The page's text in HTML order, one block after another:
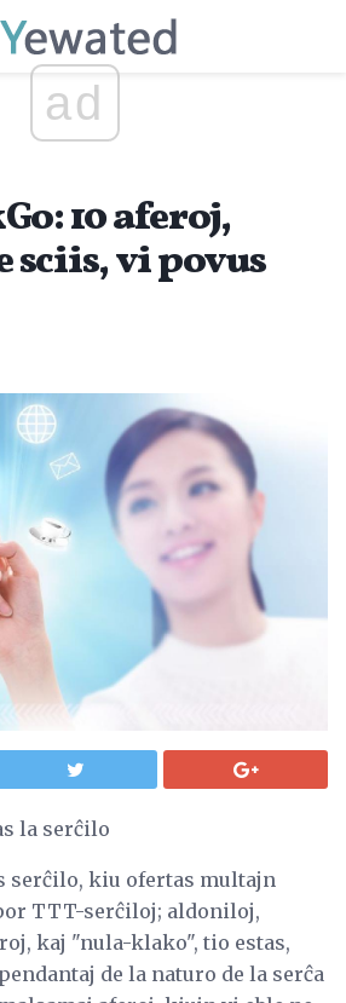
ad
10 aferoj,
sciis, vi povus
la serĉilo
serĉilo, kiu ofertas multajn
TTT-serĉiloj; aldoniloj,
kaj "nula-klako", tio estas,
de la naturo de la serĉa